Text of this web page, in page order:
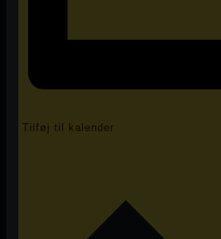
Tilføj til kalender